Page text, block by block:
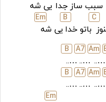
سبب ساز جدا یی شه
C
باتو خدا
B
یی شه
Em
…..
Am
…..
A7
…..
B
…..
Am
…..
A7
…..
B
Em